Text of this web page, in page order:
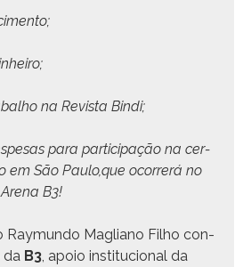
na Revista Bindi;
para par­tic­i­pação na cer­
em São Paulo,que ocor­rerá no
B3!
Ray­mun­do Magliano Fil­ho con­
da B3, apoio insti­tu­cional da